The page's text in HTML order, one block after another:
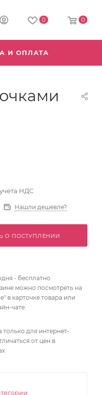
0 0
И ОПЛАТА
НДС
Нашли дешевле?
О ПОСТУПЛЕНИИ
- бесплатно
можно посмотреть на
в карточке товара или
чате.
только для интернет-
от цен в